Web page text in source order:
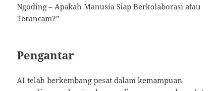
Ngoding – Apakah Manusia Siap Berkolaborasi atau
Terancam?”
Pengantar
AI telah berkembang pesat dalam kemampuan